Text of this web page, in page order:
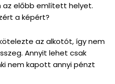
az előbb említett helyet.
a képért?
az alkotót, így nem
Annyit lehet csak
nem kapott annyi pénzt